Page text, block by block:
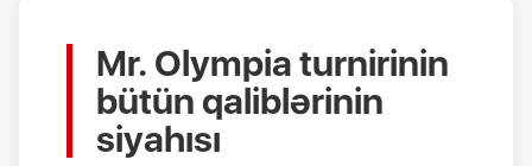
Mr. Olympia turnirinin
bütün qaliblərinin
siyahısı